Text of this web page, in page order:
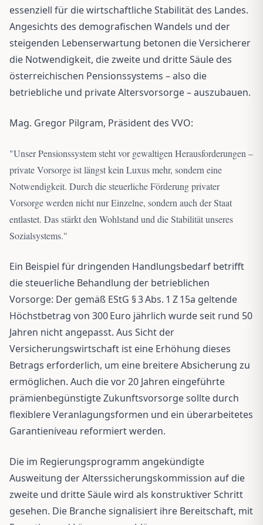
essenziell für die wirtschaftliche Stabilität des Landes.
Angesichts des demografischen Wandels und der
steigenden Lebenserwartung betonen die Versicherer
die Notwendigkeit, die zweite und dritte Säule des
österreichischen Pensionssystems – also die
betriebliche und private Altersvorsorge – auszubauen.
Mag. Gregor Pilgram, Präsident des VVO:
"Unser Pensionssystem steht vor gewaltigen Herausforderungen –
private Vorsorge ist längst kein Luxus mehr, sondern eine
Notwendigkeit. Durch die steuerliche Förderung privater
Vorsorge werden nicht nur Einzelne, sondern auch der Staat
entlastet. Das stärkt den Wohlstand und die Stabilität unseres
Sozialsystems."
Ein Beispiel für dringenden Handlungsbedarf betrifft
die steuerliche Behandlung der betrieblichen
Vorsorge: Der gemäß EStG § 3 Abs. 1 Z 15a geltende
Höchstbetrag von 300 Euro jährlich wurde seit rund 50
Jahren nicht angepasst. Aus Sicht der
Versicherungswirtschaft ist eine Erhöhung dieses
Betrags erforderlich, um eine breitere Absicherung zu
ermöglichen. Auch die vor 20 Jahren eingeführte
prämienbegünstigte Zukunftsvorsorge sollte durch
flexiblere Veranlagungsformen und ein überarbeitetes
Garantieniveau reformiert werden.
Die im Regierungsprogramm angekündigte
Ausweitung der Alterssicherungskommission auf die
zweite und dritte Säule wird als konstruktiver Schritt
gesehen. Die Branche signalisiert ihre Bereitschaft, mit